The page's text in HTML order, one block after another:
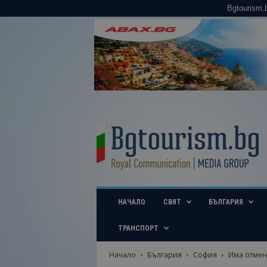
u
i
b
НАЧАЛО СВЯТ БЪЛГАРИЯ
ТРАНСПОРТ
Начало България София
Има